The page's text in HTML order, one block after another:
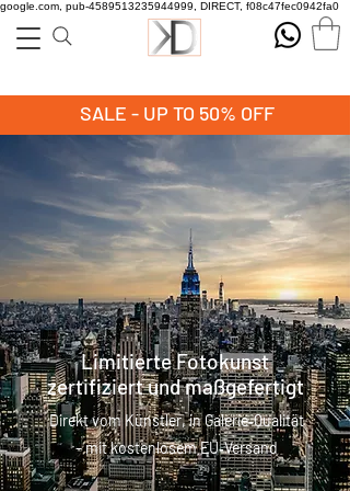
google.com, pub-4589513235944999, DIRECT, f08c47fec0942fa0
SALE - UP TO 50% OFF
Limitierte Fotokunst
zertifiziert und maßgefertigt
Direkt vom Künstler, in Galerie‑Qualität
– mit kostenlosem EU‑Versand